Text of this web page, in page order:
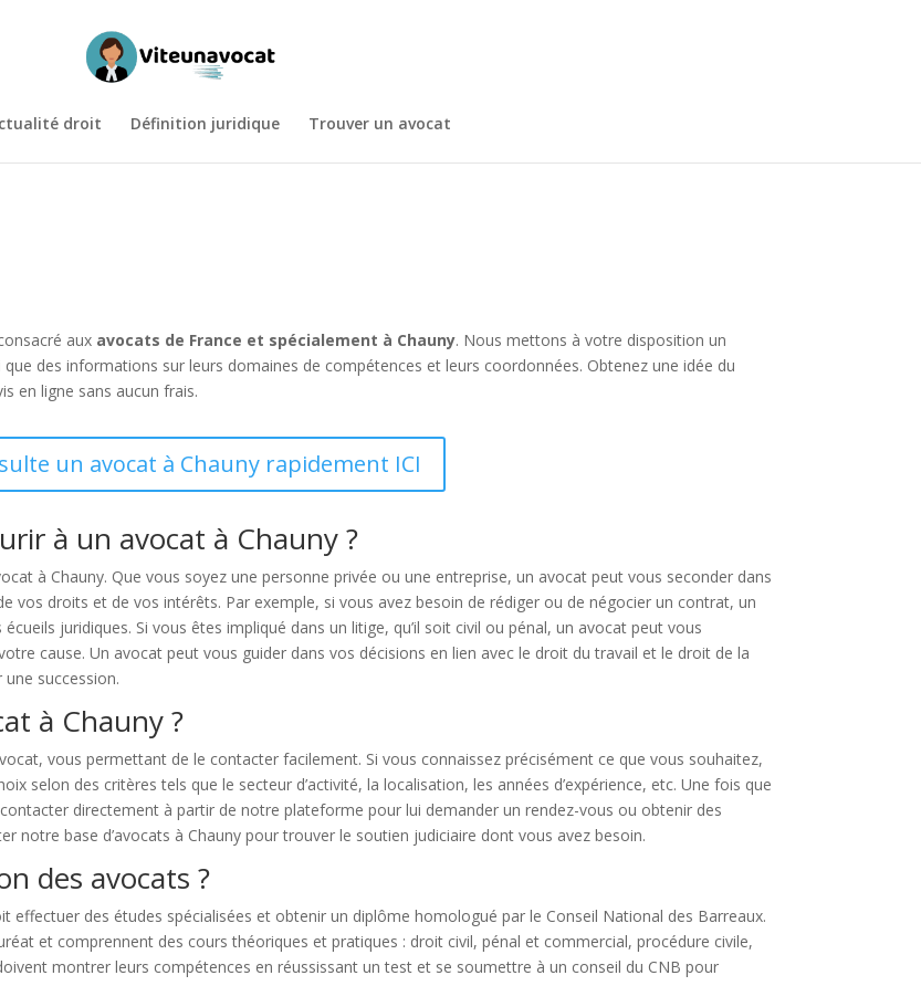
droit Définition juridique Trouver un avocat
aux avocats de France et spécialement à Chauny. Nous mettons à votre disposition un
que des informations sur leurs domaines de compétences et leurs coordonnées. Obtenez une idée du
en ligne sans aucun frais.
un avocat à Chauny rapidement ICI
à un avocat à Chauny ?
à Chauny. Que vous soyez une personne privée ou une entreprise, un avocat peut vous seconder dans
vos droits et de vos intérêts. Par exemple, si vous avez besoin de rédiger ou de négocier un contrat, un
juridiques. Si vous êtes impliqué dans un litige, qu’il soit civil ou pénal, un avocat peut vous
cause. Un avocat peut vous guider dans vos décisions en lien avec le droit du travail et le droit de la
succession.
à Chauny ?
vous permettant de le contacter facilement. Si vous connaissez précisément ce que vous souhaitez,
selon des critères tels que le secteur d’activité, la localisation, les années d’expérience, etc. Une fois que
directement à partir de notre plateforme pour lui demander un rendez-vous ou obtenir des
notre base d’avocats à Chauny pour trouver le soutien judiciaire dont vous avez besoin.
des avocats ?
effectuer des études spécialisées et obtenir un diplôme homologué par le Conseil National des Barreaux.
et comprennent des cours théoriques et pratiques : droit civil, pénal et commercial, procédure civile,
montrer leurs compétences en réussissant un test et se soumettre à un conseil du CNB pour